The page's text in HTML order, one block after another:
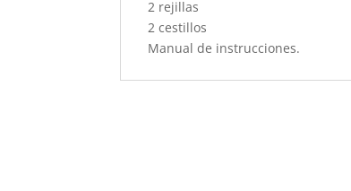
2 rejillas
2 cestillos
Manual de instrucciones.